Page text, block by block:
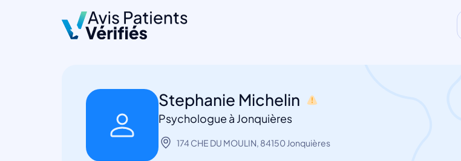
Stephanie Michelin
Psychologue à Jonquières
174 CHE DU MOULIN, 84150 Jonquières